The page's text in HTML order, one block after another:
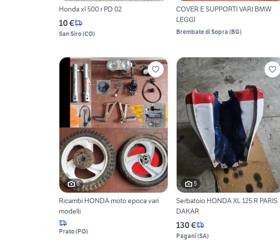
Honda xl 500 r PD 02
10 €
San Siro(CO)
COVER E SUPPORTI VARI BMW
LEGGI
Brembate di Sopra (BG)
6
Ricambi HONDA moto epoca vari
modelli
Prato(PO)
5
Serbatoio HONDA XL 125 R PARIS
DAKAR
130 €
Pagani(SA)